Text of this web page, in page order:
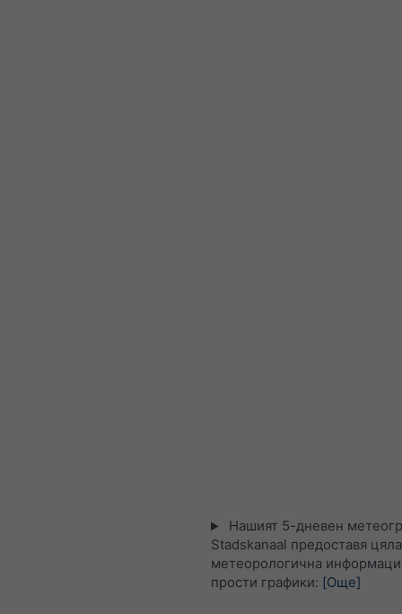
Нашият 5-дневен
Stadskanaal предоставя
метеорологична
прости графики: [Още]